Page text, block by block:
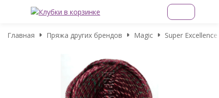
Главная Пряжа других брендов Magic Super Excellence